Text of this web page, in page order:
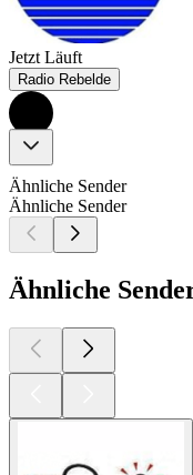
Jetzt Läuft
Radio Rebelde
Ähnliche Sender
Ähnliche Sender
Ähnliche